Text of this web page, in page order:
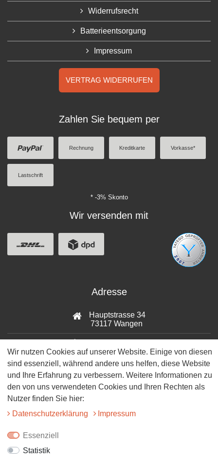
Widerrufsrecht
Batterieentsorgung
Impressum
VERTRAG WIDERRUFEN
Zahlen Sie bequem per
Rechnung Kreditkarte Vorkasse*
Lastschrift
* -3% Skonto
Wir versenden mit
Adresse
Hauptstrasse 34
73117 Wangen
info@tiervitalshop.de
Folgt uns auf Facebook
Folgt uns auf Instagram
Wir nutzen Cookies auf unserer Website. Einige von diesen
sind essenziell, während andere uns helfen, diese Website
und Ihre Erfahrung zu verbessern. Weitere Informationen zu
den von uns verwendeten Cookies und Ihren Rechten als
Nutzer finden Sie hier:
Daten­schutz­erklärung
Impressum
Essenziell
Statistik